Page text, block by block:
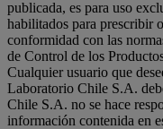
publicada, es para uso
habilitados para prescribir
conformidad con las
de Control de los
Cualquier usuario que
Laboratorio Chile S.A.
Chile S.A. no se hace
información contenida en